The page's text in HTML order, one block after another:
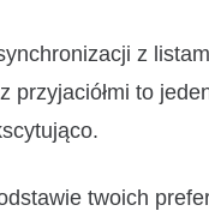
z
to
twoich